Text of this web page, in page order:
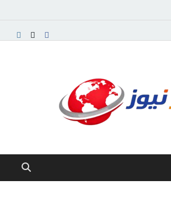
الأخبار
والتقارير
من